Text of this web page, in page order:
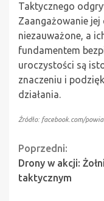
Taktycznego
Zaangażowanie jej
niezauważone, a
fundamentem
uroczystości są
znaczeniu i
działania.
Źródło: facebook.com/
Continue
Reading
Poprzedni:
Drony w akcji:
taktycznym